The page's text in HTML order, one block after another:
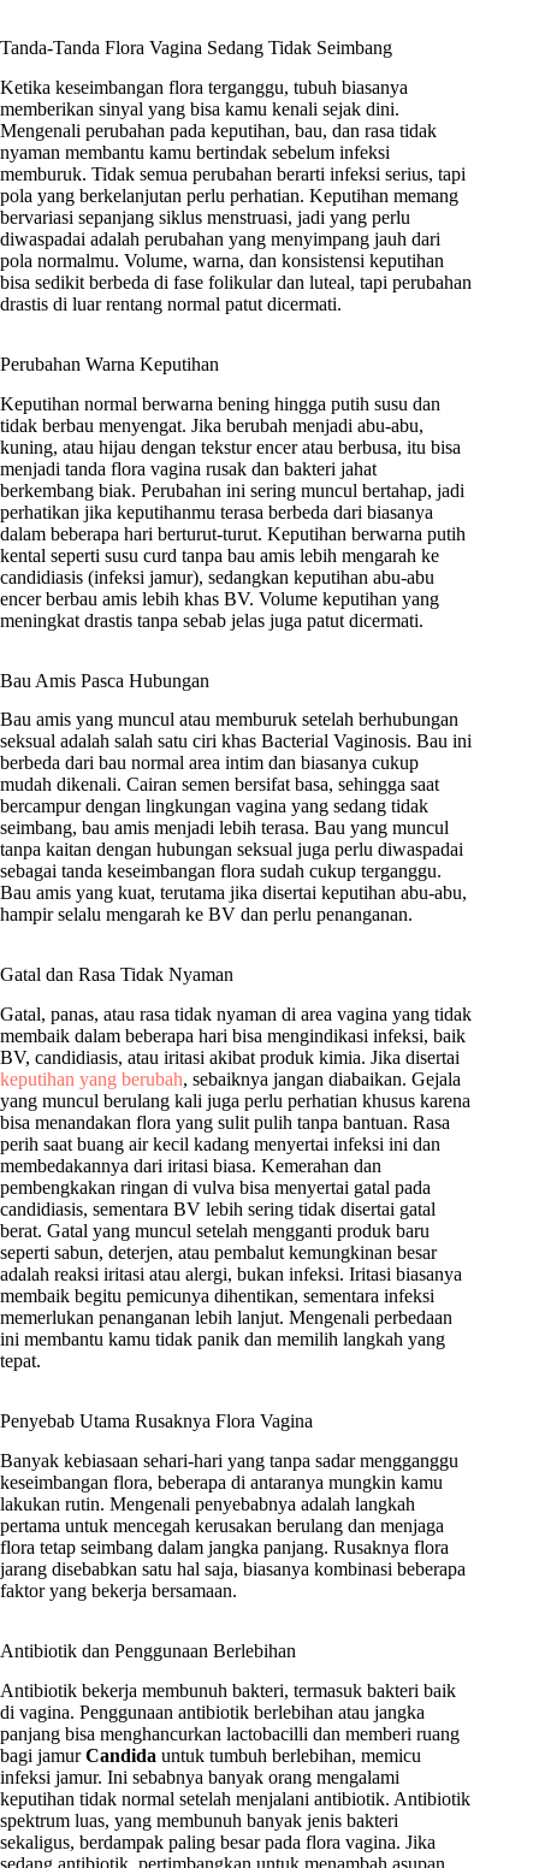
Tanda-Tanda Flora Vagina Sedang Tidak Seimbang
Ketika keseimbangan flora terganggu, tubuh biasanya
memberikan sinyal yang bisa kamu kenali sejak dini.
Mengenali perubahan pada keputihan, bau, dan rasa tidak
nyaman membantu kamu bertindak sebelum infeksi
memburuk. Tidak semua perubahan berarti infeksi serius, tapi
pola yang berkelanjutan perlu perhatian. Keputihan memang
bervariasi sepanjang siklus menstruasi, jadi yang perlu
diwaspadai adalah perubahan yang menyimpang jauh dari
pola normalmu. Volume, warna, dan konsistensi keputihan
bisa sedikit berbeda di fase folikular dan luteal, tapi perubahan
drastis di luar rentang normal patut dicermati.
Perubahan Warna Keputihan
Keputihan normal berwarna bening hingga putih susu dan
tidak berbau menyengat. Jika berubah menjadi abu-abu,
kuning, atau hijau dengan tekstur encer atau berbusa, itu bisa
menjadi tanda flora vagina rusak dan bakteri jahat
berkembang biak. Perubahan ini sering muncul bertahap, jadi
perhatikan jika keputihanmu terasa berbeda dari biasanya
dalam beberapa hari berturut-turut. Keputihan berwarna putih
kental seperti susu curd tanpa bau amis lebih mengarah ke
candidiasis (infeksi jamur), sedangkan keputihan abu-abu
encer berbau amis lebih khas BV. Volume keputihan yang
meningkat drastis tanpa sebab jelas juga patut dicermati.
Bau Amis Pasca Hubungan
Bau amis yang muncul atau memburuk setelah berhubungan
seksual adalah salah satu ciri khas Bacterial Vaginosis. Bau ini
berbeda dari bau normal area intim dan biasanya cukup
mudah dikenali. Cairan semen bersifat basa, sehingga saat
bercampur dengan lingkungan vagina yang sedang tidak
seimbang, bau amis menjadi lebih terasa. Bau yang muncul
tanpa kaitan dengan hubungan seksual juga perlu diwaspadai
sebagai tanda keseimbangan flora sudah cukup terganggu.
Bau amis yang kuat, terutama jika disertai keputihan abu-abu,
hampir selalu mengarah ke BV dan perlu penanganan.
Gatal dan Rasa Tidak Nyaman
Gatal, panas, atau rasa tidak nyaman di area vagina yang tidak
membaik dalam beberapa hari bisa mengindikasi infeksi, baik
BV, candidiasis, atau iritasi akibat produk kimia. Jika disertai
keputihan yang berubah, sebaiknya jangan diabaikan. Gejala
yang muncul berulang kali juga perlu perhatian khusus karena
bisa menandakan flora yang sulit pulih tanpa bantuan. Rasa
perih saat buang air kecil kadang menyertai infeksi ini dan
membedakannya dari iritasi biasa. Kemerahan dan
pembengkakan ringan di vulva bisa menyertai gatal pada
candidiasis, sementara BV lebih sering tidak disertai gatal
berat. Gatal yang muncul setelah mengganti produk baru
seperti sabun, deterjen, atau pembalut kemungkinan besar
adalah reaksi iritasi atau alergi, bukan infeksi. Iritasi biasanya
membaik begitu pemicunya dihentikan, sementara infeksi
memerlukan penanganan lebih lanjut. Mengenali perbedaan
ini membantu kamu tidak panik dan memilih langkah yang
tepat.
Penyebab Utama Rusaknya Flora Vagina
Banyak kebiasaan sehari-hari yang tanpa sadar mengganggu
keseimbangan flora, beberapa di antaranya mungkin kamu
lakukan rutin. Mengenali penyebabnya adalah langkah
pertama untuk mencegah kerusakan berulang dan menjaga
flora tetap seimbang dalam jangka panjang. Rusaknya flora
jarang disebabkan satu hal saja, biasanya kombinasi beberapa
faktor yang bekerja bersamaan.
Antibiotik dan Penggunaan Berlebihan
Antibiotik bekerja membunuh bakteri, termasuk bakteri baik
di vagina. Penggunaan antibiotik berlebihan atau jangka
panjang bisa menghancurkan lactobacilli dan memberi ruang
bagi jamurCandida untuk tumbuh berlebihan, memicu
infeksi jamur. Ini sebabnya banyak orang mengalami
keputihan tidak normal setelah menjalani antibiotik. Antibiotik
spektrum luas, yang membunuh banyak jenis bakteri
sekaligus, berdampak paling besar pada flora vagina. Jika
sedang antibiotik, pertimbangkan untuk menambah asupan